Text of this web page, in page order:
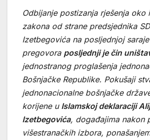
Odbijanje postizanja rješenja oko
zakona od strane predsjednika
Izetbegovića na posljednjoj
pregovora posljednji je čin
jednostranog proglašenja
Bošnjačke Republike. Pokušaji
jednonacionalne bošnjačke
korijene u Islamskoj deklaraciji
Izetbegovića, događajima nakon
višestranačkih izbora,